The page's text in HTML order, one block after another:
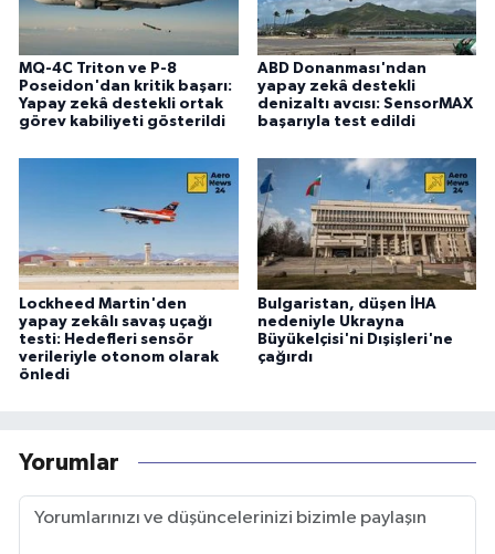
MQ-4C Triton ve P-8
Poseidon'dan kritik başarı:
Yapay zekâ destekli ortak
görev kabiliyeti gösterildi
ABD Donanması'ndan
yapay zekâ destekli
denizaltı avcısı: SensorMAX
başarıyla test edildi
Lockheed Martin'den
yapay zekâlı savaş uçağı
testi: Hedefleri sensör
verileriyle otonom olarak
önledi
Bulgaristan, düşen İHA
nedeniyle Ukrayna
Büyükelçisi'ni Dışişleri'ne
çağırdı
Yorumlar